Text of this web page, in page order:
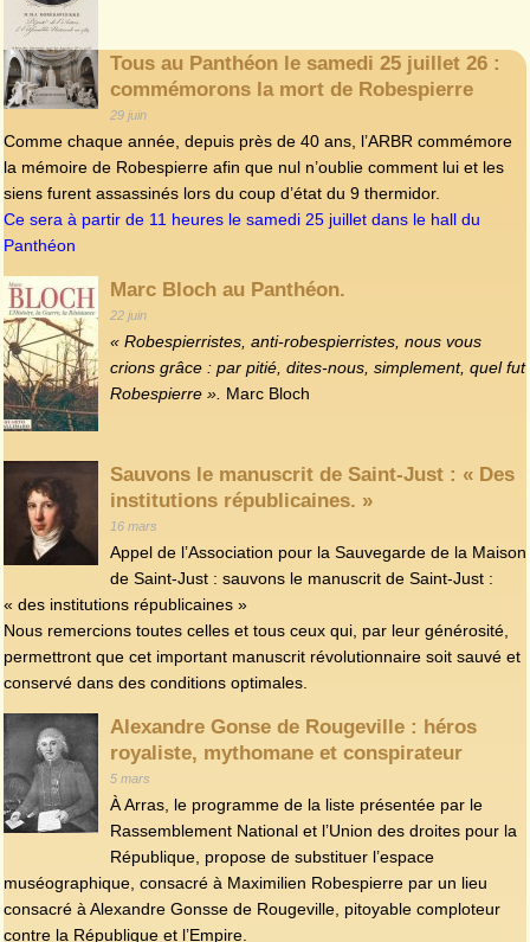
Tous au Panthéon le samedi 25 juillet 26 :
commémorons la mort de Robespierre
29 juin
Comme chaque année, depuis près de 40 ans, l’ARBR commémore
la mémoire de Robespierre afin que nul n’oublie comment lui et les
siens furent assassinés lors du coup d’état du 9 thermidor.
Ce sera à partir de 11 heures le samedi 25 juillet dans le hall du
Panthéon
Marc Bloch au Panthéon.
22 juin
« Robespierristes, anti-robespierristes, nous vous
crions grâce : par pitié, dites‑nous, simplement, quel fut
Robespierre ». Marc Bloch
Sauvons le manuscrit de Saint-Just : « Des
institutions républicaines. »
16 mars
Appel de l’Association pour la Sauvegarde de la Maison
de Saint-Just : sauvons le manuscrit de Saint-Just :
« des institutions républicaines »
Nous remercions toutes celles et tous ceux qui, par leur générosité,
permettront que cet important manuscrit révolutionnaire soit sauvé et
conservé dans des conditions optimales.
Alexandre Gonse de Rougeville : héros
royaliste, mythomane et conspirateur
5 mars
À Arras, le programme de la liste présentée par le
Rassemblement National et l’Union des droites pour la
République, propose de substituer l’espace
muséographique, consacré à Maximilien Robespierre par un lieu
consacré à Alexandre Gonsse de Rougeville, pitoyable comploteur
contre la République et l’Empire.